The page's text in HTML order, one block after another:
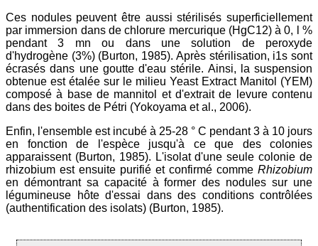
Ces nodules peuvent être aussi stérilisés superficiellement
par immersion dans de chlorure mercurique (HgC12) à 0, l %
pendant 3 mn ou dans une solution de peroxyde
d'hydrogène (3%) (Burton, 1985). Après stérilisation, i1s sont
écrasés dans une goutte d'eau stérile. Ainsi, la suspension
obtenue est étalée sur le milieu Yeast Extract Manitol (YEM)
composé à base de mannitol et d'extrait de levure contenu
dans des boites de Pétri (Yokoyama et al., 2006).
Enfin, l'ensemble est incubé à 25-28 ° C pendant 3 à 10 jours
en fonction de l'espèce jusqu'à ce que des colonies
apparaissent (Burton, 1985). L'isolat d'une seule colonie de
rhizobium est ensuite purifié et confirmé comme Rhizobium
en démontrant sa capacité à former des nodules sur une
légumineuse hôte d'essai dans des conditions contrôlées
(authentification des isolats) (Burton, 1985).